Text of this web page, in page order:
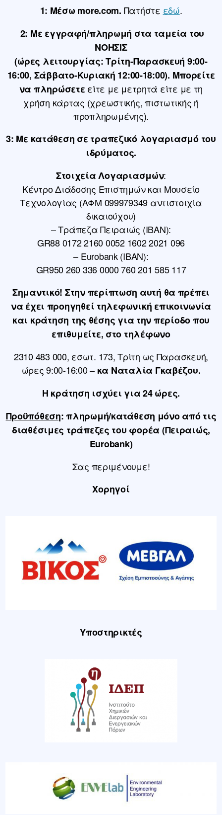
1: Μέσωmore.com. Πατήστε εδώ.
2: Με εγγραφή/πληρωμή στα ταμεία του
ΝΟΗΣΙΣ
(ώρες λειτουργίας: Τρίτη-Παρασκευή 9:00-
16:00, Σάββατο-Κυριακή 12:00-18:00). Μπορείτε
να πληρώσετε είτε με μετρητά είτε με τη
χρήση κάρτας (χρεωστικής, πιστωτικής ή
προπληρωμένης).
3: Με κατάθεση σε τραπεζικό λογαριασμότου
ιδρύματος.
Στοιχεία Λογαριασμών:
Κέντρο Διάδοσης Επιστημών και Μουσείο
Τεχνολογίας (ΑΦΜ 099979349 αντιστοιχία
δικαιούχου)
– Τράπεζα Πειραιώς (IBAN):
GR88 0172 2160 0052 1602 2021 096
– Eurobank (IBAN):
GR950 260 336 0000 760 201 585 117
Σημαντικό! Στην περίπτωση αυτή θα πρέπει
να έχει προηγηθεί τηλεφωνική επικοινωνία
και κράτηση της θέσης για την περίοδο που
επιθυμείτε, στο τηλέφωνο
2310 483 000, εσωτ. 173, Τρίτη ως Παρασκευή,
ώρες 9:00-16:00 – κα Ναταλία Γκαβέζου.
Η κράτηση ισχύει για 24 ώρες.
Προϋπόθεση: πληρωμή/κατάθεση μόνο από τις
διαθέσιμες τράπεζες του φορέα (Πειραιώς,
Eurobank)
Σας περιμένουμε!
Χορηγοί
Υποστηρικτές